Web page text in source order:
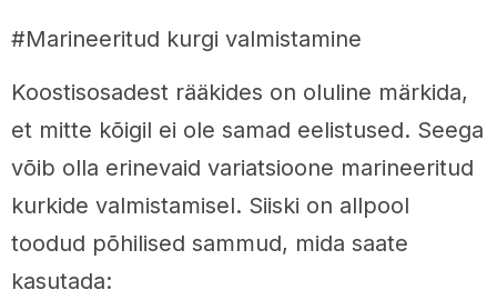
#Marineeritud kurgi valmistamine
Koostisosadest rääkides on oluline märkida,
et mitte kõigil ei ole samad eelistused. Seega
võib olla erinevaid variatsioone marineeritud
kurkide valmistamisel. Siiski on allpool
toodud põhilised sammud, mida saate
kasutada: